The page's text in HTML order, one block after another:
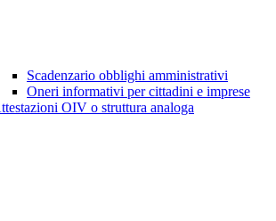
Scadenzario obblighi amministrativi
Oneri informativi per cittadini e imprese
OIV o struttura analoga